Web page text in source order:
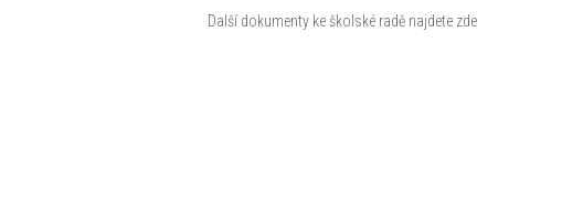
Další dokumenty ke školské radě najdete zde